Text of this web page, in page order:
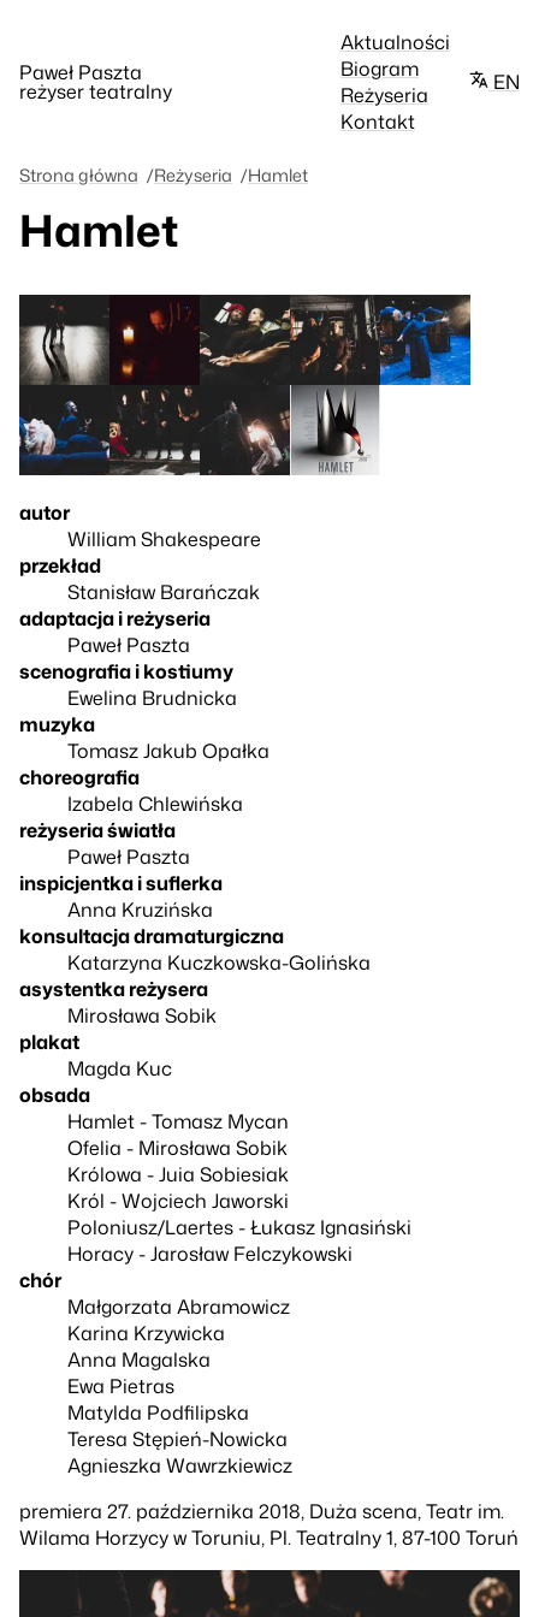
Paweł Paszta
reżyser teatralny
Aktualności
Biogram
Reżyseria
Kontakt
EN
Strona główna Reżyseria Hamlet
Hamlet
autor
William Shakespeare
przekład
Stanisław Barańczak
adaptacja i reżyseria
Paweł Paszta
scenografia i kostiumy
Ewelina Brudnicka
muzyka
Tomasz Jakub Opałka
choreografia
Izabela Chlewińska
reżyseria światła
Paweł Paszta
inspicjentka i suflerka
Anna Kruzińska
konsultacja dramaturgiczna
Katarzyna Kuczkowska-Golińska
asystentka reżysera
Mirosława Sobik
plakat
Magda Kuc
obsada
Hamlet - Tomasz Mycan
Ofelia - Mirosława Sobik
Królowa - Juia Sobiesiak
Król - Wojciech Jaworski
Poloniusz/Laertes - Łukasz Ignasiński
Horacy - Jarosław Felczykowski
chór
Małgorzata Abramowicz
Karina Krzywicka
Anna Magalska
Ewa Pietras
Matylda Podfilipska
Teresa Stępień-Nowicka
Agnieszka Wawrzkiewicz
premiera 27. października 2018, Duża scena, Teatr im.
Wilama Horzycy w Toruniu, Pl. Teatralny 1, 87-100 Toruń